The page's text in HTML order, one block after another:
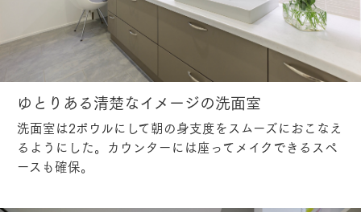
ゆとりある清楚なイメージの洗面室
洗面室は2ボウルにして朝の身支度をスムーズにおこなえ
るようにした。カウンターには座ってメイクできるスペ
ースも確保。